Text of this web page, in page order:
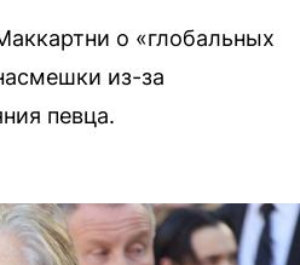
о «глобальных
из-за
певца.